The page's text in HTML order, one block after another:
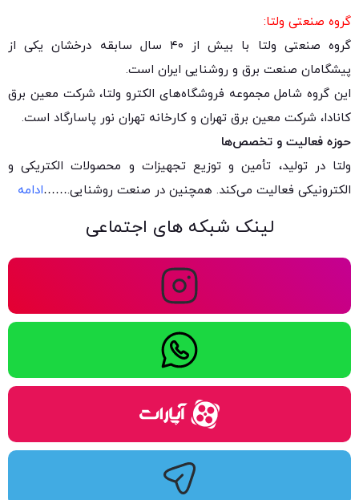
گروه صنعتی ولتا:
گروه صنعتی ولتا با بیش از ۴۰ سال سابقه درخشان یکی از
پیشگامان صنعت برق و روشنایی ایران است.
این گروه شامل مجموعه فروشگاه‌های الکترو ولتا، شرکت معین برق
کانادا، شرکت معین برق تهران و کارخانه تهران نور پاسارگاد است.
حوزه فعالیت و تخصص‌ها
ولتا در تولید، تأمین و توزیع تجهیزات و محصولات الکتریکی و
الکترونیکی فعالیت می‌کند. همچنین در صنعت روشنایی.……ادامه
لینک شبکه های اجتماعی